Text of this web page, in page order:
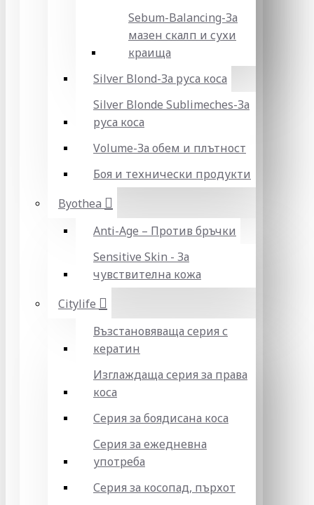
Sebum-Balancing-За
мазен скалп и сухи
краища
Silver Blond-За руса коса
Silver Blonde Sublіmeches-За
руса коса
Volume-За обем и плътност
Боя и технически продукти
Byothea
Anti-Age – Против бръчки
Sensitive Skin - За
чувствителна кожа
Citylife
Възстановяваща серия с
кератин
Изглаждаща серия за права
коса
Серия за боядисана коса
Серия за ежедневна
употреба
Серия за косопад, пърхот